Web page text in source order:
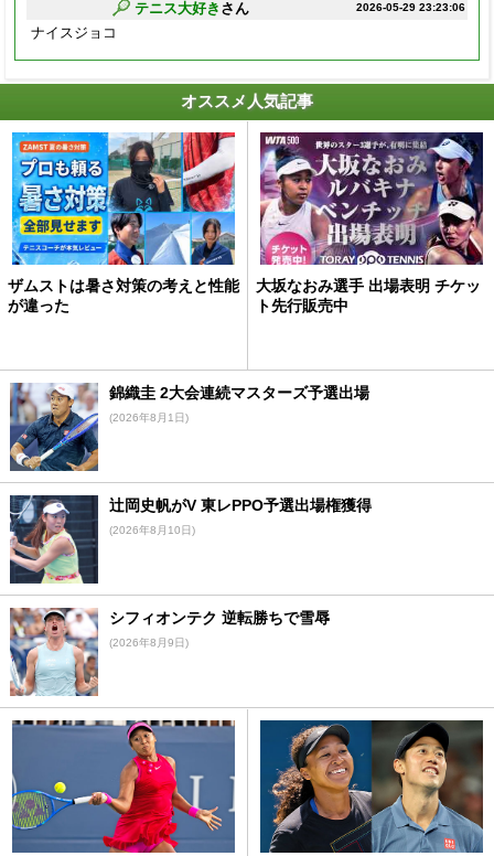
2026-05-29 23:23:06
テニス大好き さん
ナイスジョコ
オススメ人気記事
ザムストは暑さ対策の考えと性能
が違った
大坂なおみ選手 出場表明 チケッ
ト先行販売中
錦織圭 2大会連続マスターズ予選出場
(2026年8月1日)
辻岡史帆がV 東レPPO予選出場権獲得
(2026年8月10日)
シフィオンテク 逆転勝ちで雪辱
(2026年8月9日)